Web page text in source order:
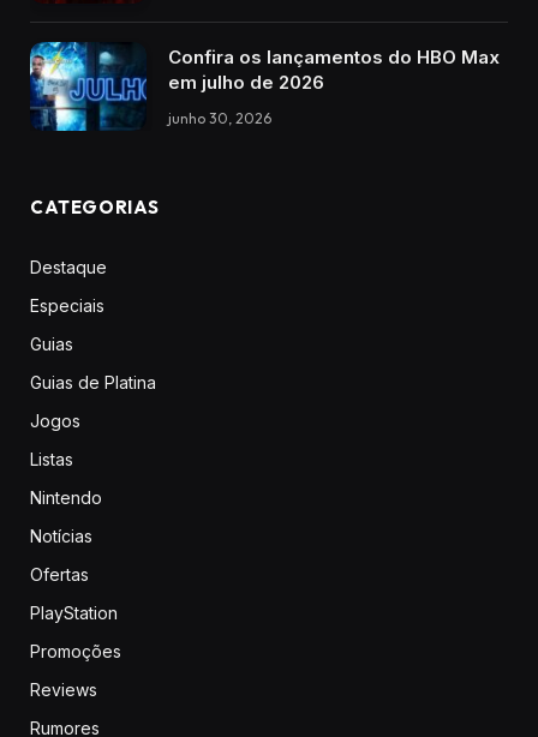
Confira os lançamentos do HBO Max
em julho de 2026
junho 30, 2026
CATEGORIAS
Destaque
Especiais
Guias
Guias de Platina
Jogos
Listas
Nintendo
Notícias
Ofertas
PlayStation
Promoções
Reviews
Rumores